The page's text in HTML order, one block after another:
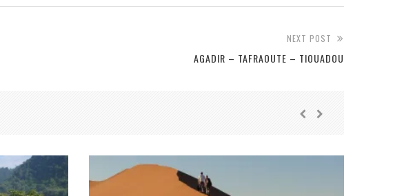
NEXT POST
AGADIR – TAFRAOUTE – TIOUADOU